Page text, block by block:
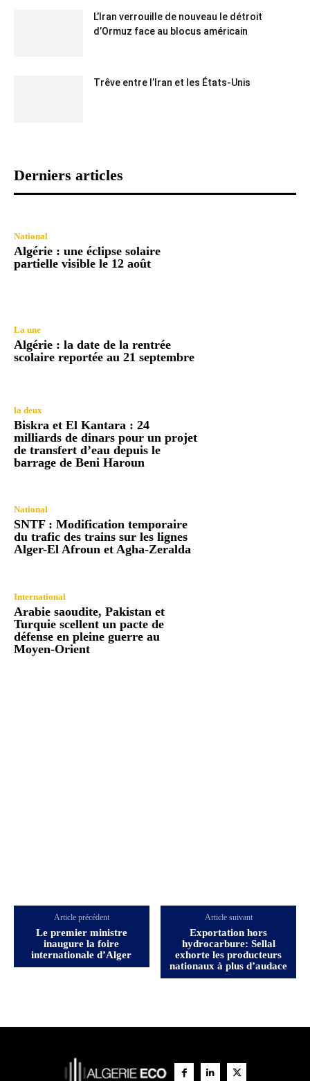
L’Iran verrouille de nouveau le détroit
d’Ormuz face au blocus américain
Trêve entre l’Iran et les États-Unis
Derniers articles
National
Algérie : une éclipse solaire
partielle visible le 12 août
La une
Algérie : la date de la rentrée
scolaire reportée au 21 septembre
la deux
Biskra et El Kantara : 24
milliards de dinars pour un projet
de transfert d’eau depuis le
barrage de Beni Haroun
National
SNTF : Modification temporaire
du trafic des trains sur les lignes
Alger-El Afroun et Agha-Zeralda
International
Arabie saoudite, Pakistan et
Turquie scellent un pacte de
défense en pleine guerre au
Moyen-Orient
Article précédent
Le premier ministre
inaugure la foire
internationale d’Alger
Article suivant
Exportation hors
hydrocarbure: Sellal
exhorte les producteurs
nationaux à plus d’audace